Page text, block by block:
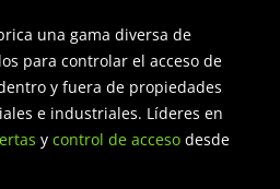
una gama diversa de
para controlar el acceso de
y fuera de propiedades
e industriales. Líderes en
y control de accesodesde